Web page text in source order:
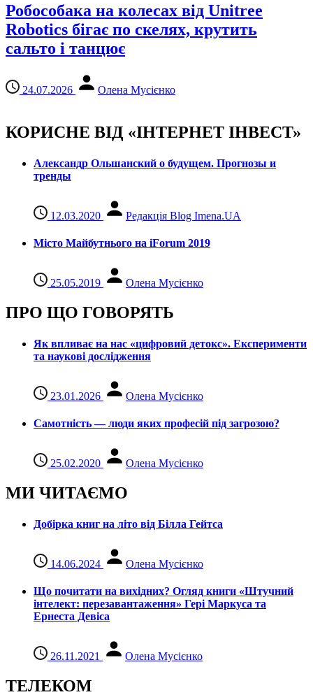
Робособака на колесах від Unitree
Robotics бігає по скелях, крутить
сальто і танцює
24.07.2026 Олена Мусієнко
КОРИСНЕ ВІД «ІНТЕРНЕТ ІНВЕСТ»
Александр Ольшанский о будущем. Прогнозы и
тренды
12.03.2020 Редакція Blog Imena.UA
Місто Майбутнього на iForum 2019
25.05.2019 Олена Мусієнко
ПРО ЩО ГОВОРЯТЬ
Як впливає на нас «цифровий детокс». Експерименти
та наукові дослідження
23.01.2026 Олена Мусієнко
Самотність — люди яких професій під загрозою?
25.02.2020 Олена Мусієнко
МИ ЧИТАЄМО
Добірка книг на літо від Білла Гейтса
14.06.2024 Олена Мусієнко
Що почитати на вихідних? Огляд книги «Штучний
інтелект: перезавантаження» Гері Маркуса та
Ернеста Девіса
26.11.2021 Олена Мусієнко
ТЕЛЕКОМ